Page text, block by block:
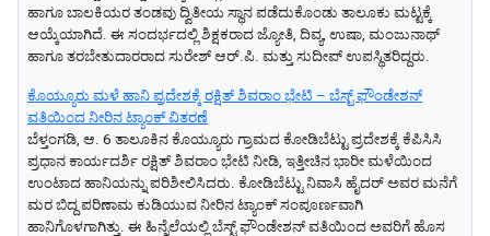
ಹಾಗೂ ಬಾಲಕಿಯರ ತಂಡವು ದ್ವಿತೀಯ ಸ್ಥಾನ ಪಡೆದುಕೊಂಡು ತಾಲೂಕು ಮಟ್ಟಕ್ಕೆ
ಆಯ್ಕೆಯಾಗಿದೆ. ಈ ಸಂದರ್ಭದಲ್ಲಿ ಶಿಕ್ಷಕರಾದ ಜ್ಯೋತಿ, ದಿವ್ಯ, ಉಷಾ, ಮಂಜುನಾಥ್
ಹಾಗೂ ತರಬೇತುದಾರರಾದ ಸುರೇಶ್ ಆರ್.ಪಿ. ಮತ್ತು ಸುದೀಪ್ ಉಪಸ್ಥಿತರಿದ್ದರು.
ಕೊಯ್ಯೂರು ಮಳೆ ಹಾನಿ ಪ್ರದೇಶಕ್ಕೆ ರಕ್ಷಿತ್ ಶಿವರಾಂ ಭೇಟಿ – ಬೆಸ್ಟ್ ಫೌಂಡೇಶನ್
ವತಿಯಿಂದ ನೀರಿನ ಟ್ಯಾಂಕ್ ವಿತರಣೆ
ಬೆಳ್ತಂಗಡಿ, ಆ. 6 ತಾಲೂಕಿನ ಕೊಯ್ಯೂರು ಗ್ರಾಮದ ಕೋಡಿಬೆಟ್ಟು ಪ್ರದೇಶಕ್ಕೆ ಕೆಪಿಸಿಸಿ
ಪ್ರಧಾನ ಕಾರ್ಯದರ್ಶಿ ರಕ್ಷಿತ್ ಶಿವರಾಂ ಭೇಟಿ ನೀಡಿ, ಇತ್ತೀಚಿನ ಭಾರೀ ಮಳೆಯಿಂದ
ಉಂಟಾದ ಹಾನಿಯನ್ನು ಪರಿಶೀಲಿಸಿದರು. ಕೋಡಿಬೆಟ್ಟು ನಿವಾಸಿ ಹೈದರ್ ಅವರ ಮನೆಗೆ
ಮರ ಬಿದ್ದ ಪರಿಣಾಮ ಕುಡಿಯುವ ನೀರಿನ ಟ್ಯಾಂಕ್ ಸಂಪೂರ್ಣವಾಗಿ
ಹಾನಿಗೊಳಗಾಗಿತ್ತು. ಈ ಹಿನ್ನೆಲೆಯಲ್ಲಿ ಬೆಸ್ಟ್ ಫೌಂಡೇಶನ್ ವತಿಯಿಂದ ಅವರಿಗೆ ಹೊಸ